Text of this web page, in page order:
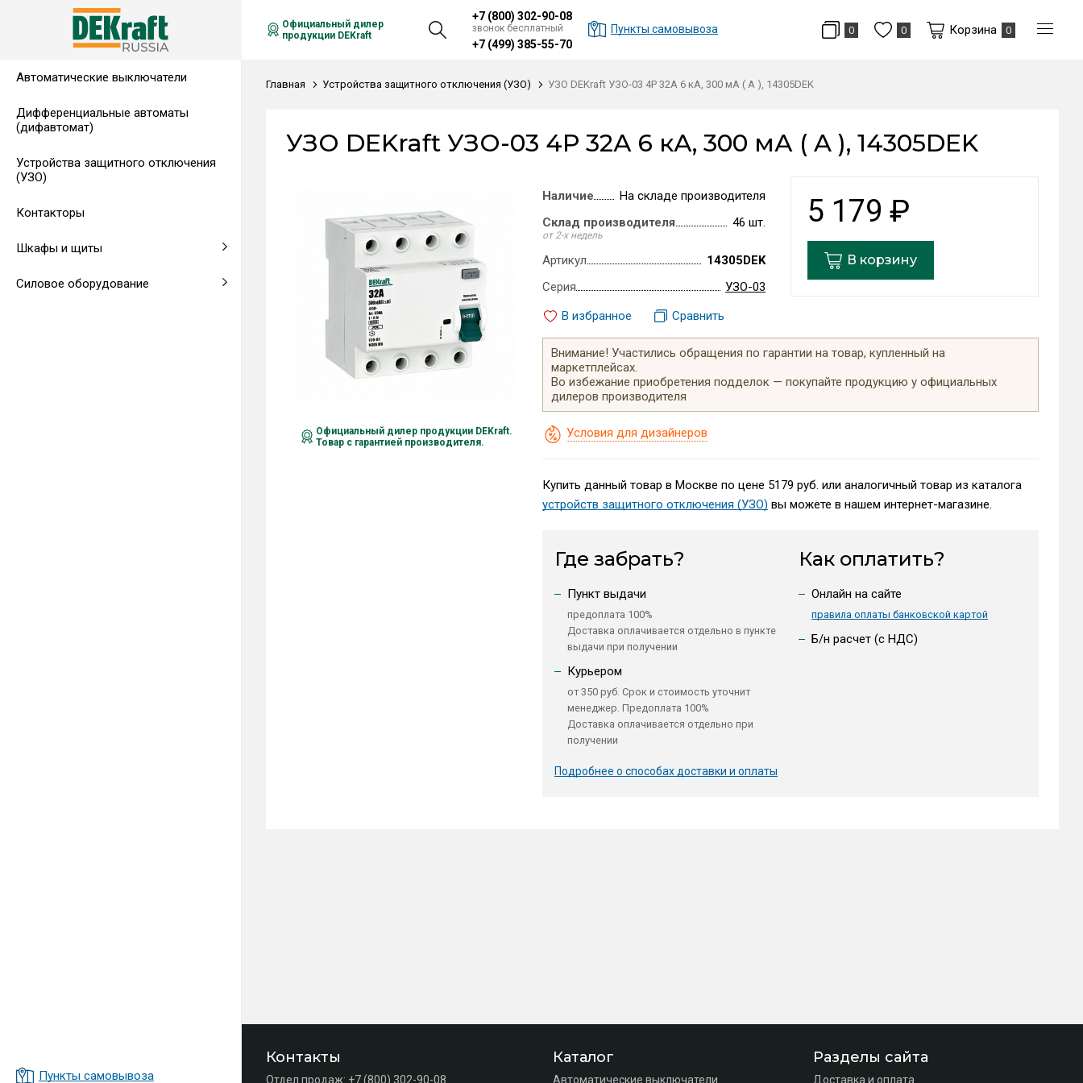
Автоматические выключатели
Дифференциальные автоматы
(дифавтомат)
Устройства защитного отключения
(УЗО)
Контакторы
Шкафы и щиты
Распределительные щиты,
Напольные щиты
Клеммы и комплектующие
Клеммы на DIN-рейку
Аксессуары для щитов
Силовое оборудование
Автоматические выключатели в
Аксессуары
Предохранители
Щитовые приборы
Амперметры
Автоматические воздушные
выключатели
Воздушные автоматические
Пункты самовывоза
Официальный дилер
продукции DEKraft
+7 (800) 302-90-08
звонок бесплатный
+7 (499) 385-55-70
Пункты самовывоза 0 0 Корзина 0
Главная Устройства защитного отключения (УЗО) УЗО DEKraft УЗО-03 4P 32А 6 кА, 300 мА ( A ), 14305DEK
УЗО DEKraft УЗО-03 4P 32А 6 кА, 300 мА ( A ), 14305DEK
Официальный дилер продукции DEKraft.
Товар с гарантией производителя.
5 179 ₽
В корзину
Наличие
На складе производителя
Склад производителя
от 2-х недель
46 шт.
Артикул
14305DEK
Серия
УЗО-03
В избранное
Сравнить
Внимание! Участились обращения по гарантии на товар, купленный на
маркетплейсах.
Во избежание приобретения подделок — покупайте продукцию у официальных
дилеров производителя
Условия для дизайнеров
Купить данный товар в Москве по цене 5179 руб. или аналогичный товар из каталога
устройств защитного отключения (УЗО) вы можете в нашем интернет-магазине.
Где забрать?
Пункт выдачи
предоплата 100%
Доставка оплачивается отдельно в пункте
выдачи при получении
Курьером
от 350 руб. Срок и стоимость уточнит
менеджер. Предоплата 100%
Доставка оплачивается отдельно при
получении
Подробнее о способах доставки и оплаты
Как оплатить?
Онлайн на сайте
правила оплаты банковской картой
Б/н расчет (c НДС)
Контакты
Отдел продаж: +7 (800) 302-90-08
Каталог
Автоматические выключатели
Разделы сайта
Доставка и оплата